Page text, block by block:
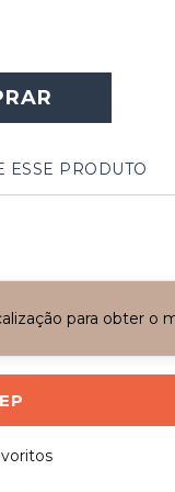
ESSE PRODUTO
para obter o